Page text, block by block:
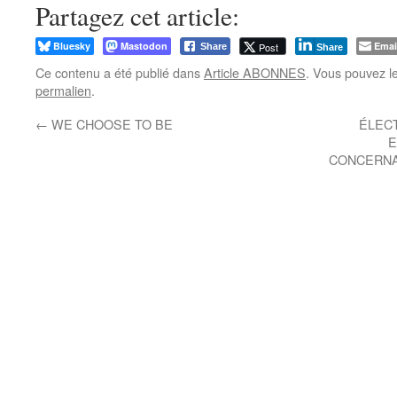
Partagez cet article:
Bluesky Mastodon Share Post Share
Ce contenu a été publié dansArticle ABONNES. Vous pouvez
permalien.
← WE CHOOSE TO BE